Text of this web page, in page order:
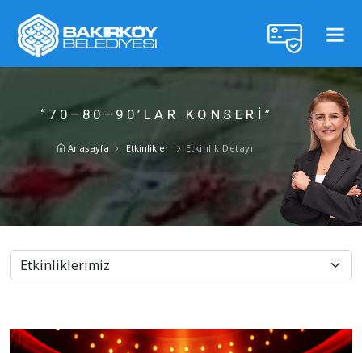
“70–80–90’LAR KONSERI”
Anasayfa Etkinlikler Etkinlik Detayı